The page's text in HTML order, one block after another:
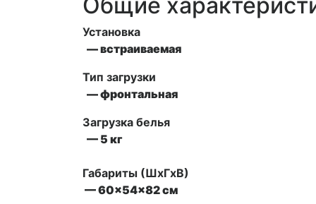
Установка
— встраиваемая
Тип загрузки
— фронтальная
Загрузка белья
— 5 кг
Габариты (ШxГxВ)
— 60x54x82 см